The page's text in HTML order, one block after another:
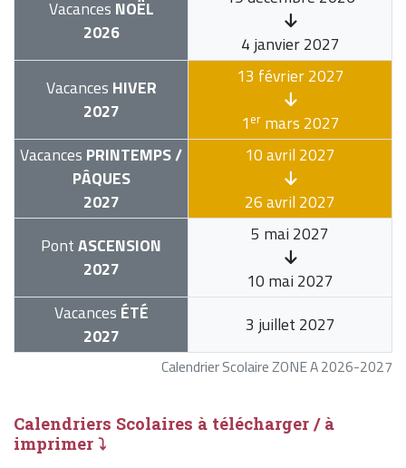
Calendrier Scolaire ZONE A 2026-2027
Vacances NOËL
2026
4 janvier 2027
Vacances HIVER
2027
13 février 2027
1ermars 2027
Vacances PRINTEMPS /
PÂQUES
2027
10 avril 2027
26 avril 2027
PontASCENSION
2027
5 mai 2027
10 mai 2027
Vacances ÉTÉ
2027
3 juillet 2027
Calendriers Scolaires à télécharger / à
imprimer ⤵